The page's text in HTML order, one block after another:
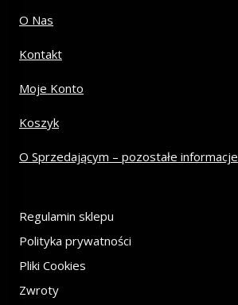
O Nas
Kontakt
Moje Konto
Koszyk
O Sprzedającym – pozostałe informacje
Regulamin sklepu
Polityka prywatności
Pliki Cookies
Zwroty